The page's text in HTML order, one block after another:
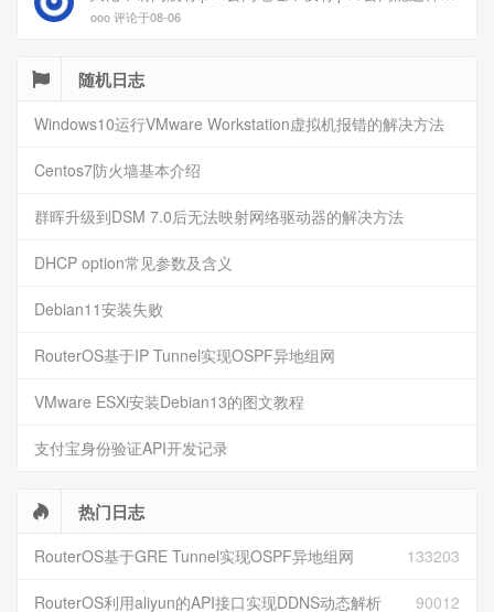
ooo 评论于08-06
随机日志
Windows10运行VMware Workstation虚拟机报错的解决方法
Centos7防火墙基本介绍
群晖升级到DSM 7.0后无法映射网络驱动器的解决方法
DHCP option常见参数及含义
Debian11安装失败
RouterOS基于IP Tunnel实现OSPF异地组网
VMware ESXi安装Debian13的图文教程
支付宝身份验证API开发记录
热门日志
133203
RouterOS基于GRE Tunnel实现OSPF异地组网
90012
RouterOS利用aliyun的API接口实现DDNS动态解析